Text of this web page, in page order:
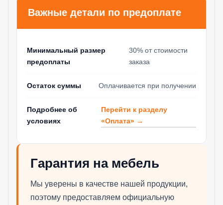
Важные детали по предоплате
Минимальный размер
предоплаты
30% от стоимости
заказа
Остаток суммы Оплачивается при получении
Подробнее об
условиях
Перейти к разделу
«Оплата» →
Гарантия на мебель
Мы уверены в качестве нашей продукции,
поэтому предоставляем официальную